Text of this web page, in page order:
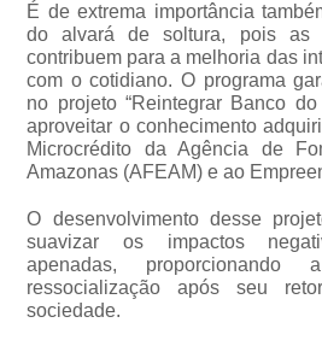
É de extrema importância
do alvará de soltura, pois as
contribuem para a melhoria das
com o cotidiano. O programa
no projeto “Reintegrar Banco
aproveitar o conhecimento
Microcrédito da Agência de
Amazonas (AFEAM) e ao
O desenvolvimento desse
suavizar os impactos
apenadas, proporcionando
ressocialização após seu
sociedade.